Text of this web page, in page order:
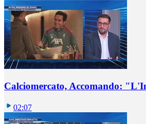
Calciomercato, Accomando:
02:07